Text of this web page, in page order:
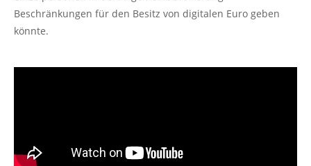
Beschränkungen für den Besitz von digitalen Euro geben
könnte.